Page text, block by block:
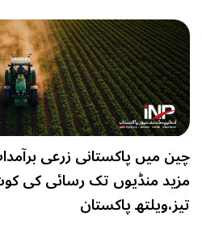
چین میں پاکستانی زرعی
مزید منڈیوں تک رسائی کی
تیز،ویلتھ پاکستان